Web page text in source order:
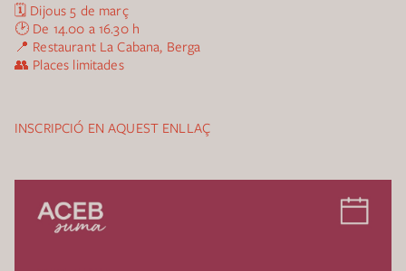
🗓 Dijous 5 de març
🕑 De 14.00 a 16.30 h
📍 Restaurant La Cabana, Berga
👥 Places limitades
INSCRIPCIÓ EN AQUEST ENLLAÇ